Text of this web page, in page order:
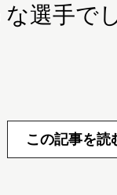
な選手で
この記事を読